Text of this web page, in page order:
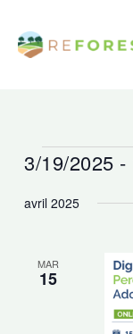
contenu
Évènements
3/19/2025 -
une
avril 2025
MAR
15